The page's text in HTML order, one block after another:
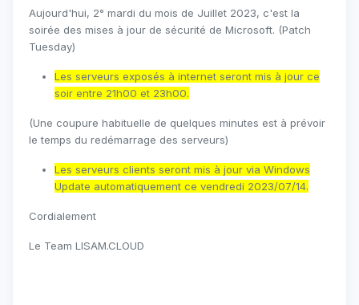
Aujourd'hui, 2° mardi du mois de Juillet 2023, c'est la
soirée des mises à jour de sécurité de Microsoft. (Patch
Tuesday)
Les serveurs exposés à internet seront mis à jour ce
soir entre 21h00 et 23h00.
(Une coupure habituelle de quelques minutes est à prévoir
le temps du redémarrage des serveurs)
Les serveurs clients seront mis à jour via Windows
Update automatiquement ce vendredi 2023/07/14.
Cordialement
Le Team LISAM.CLOUD